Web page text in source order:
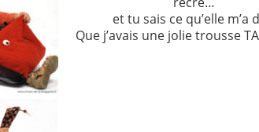
et tu sais ce qu’elle m’a
Que j’avais une jolie trousse